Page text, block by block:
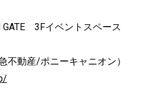
3Fイベントスペース
不動産/ポニーキャニオン）